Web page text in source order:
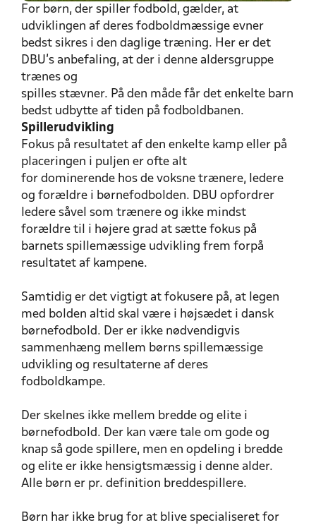
For børn, der spiller fodbold, gælder, at
udviklingen af deres fodboldmæssige evner
bedst sikres i den daglige træning. Her er det
DBU’s anbefaling, at der i denne aldersgruppe
trænes og
spilles stævner. På den måde får det enkelte barn
bedst udbytte af tiden på fodboldbanen.
Spillerudvikling
Fokus på resultatet af den enkelte kamp eller på
placeringen i puljen er ofte alt
for dominerende hos de voksne trænere, ledere
og forældre i børnefodbolden. DBU opfordrer
ledere såvel som trænere og ikke mindst
forældre til i højere grad at sætte fokus på
barnets spillemæssige udvikling frem forpå
resultatet af kampene.
Samtidig er det vigtigt at fokusere på, at legen
med bolden altid skal være i højsædet i dansk
børnefodbold. Der er ikke nødvendigvis
sammenhæng mellem børns spillemæssige
udvikling og resultaterne af deres
fodboldkampe.
Der skelnes ikke mellem bredde og elite i
børnefodbold. Der kan være tale om gode og
knap så gode spillere, men en opdeling i bredde
og elite er ikke hensigtsmæssig i denne alder.
Alle børn er pr. definition breddespillere.
Børn har ikke brug for at blive specialiseret for